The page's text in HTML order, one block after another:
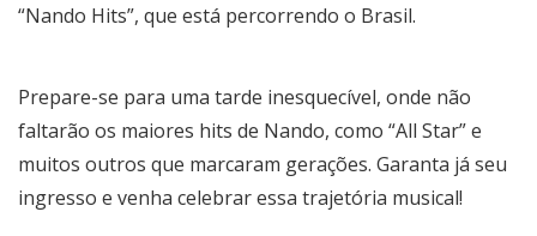
“Nando Hits”, que está percorrendo o Brasil.
Prepare-se para uma tarde inesquecível, onde não
faltarão os maiores hits de Nando, como “All Star” e
muitos outros que marcaram gerações. Garanta já seu
ingresso e venha celebrar essa trajetória musical!